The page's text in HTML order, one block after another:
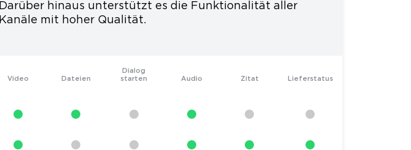
Darüber hinaus unterstützt es die Funktionalität aller
Kanäle mit hoher Qualität.
Video Dateien
Dialog
starten
Audio Zitat Lieferstatus